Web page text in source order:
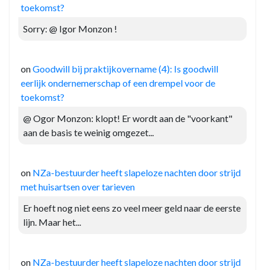
toekomst?
Sorry: @ Igor Monzon !
onGoodwill bij praktijkovername (4): Is goodwill
eerlijk ondernemerschap of een drempel voor de
toekomst?
@ Ogor Monzon: klopt! Er wordt aan de "voorkant"
aan de basis te weinig omgezet...
on NZa-bestuurder heeft slapeloze nachten door strijd
met huisartsen over tarieven
Er hoeft nog niet eens zo veel meer geld naar de eerste
lijn. Maar het...
on NZa-bestuurder heeft slapeloze nachten door strijd